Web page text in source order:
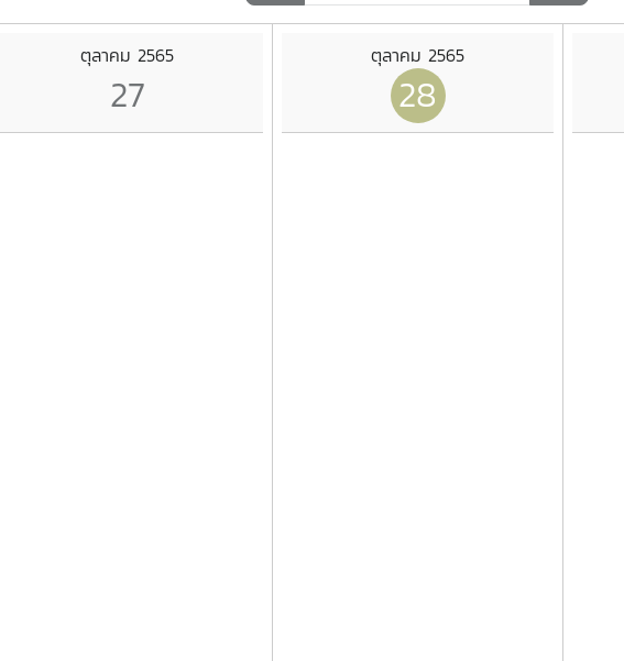
ตุลาคม 2565
27
ตุลาคม 2565
28